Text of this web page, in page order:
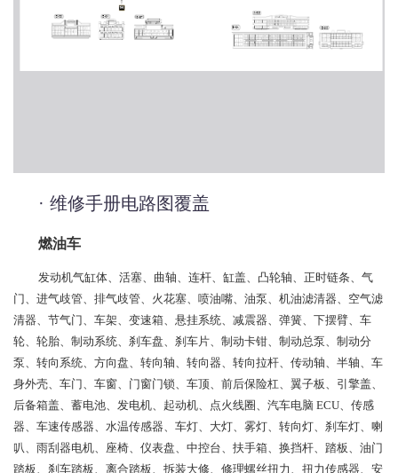
· 维修手册电路图覆盖
燃油车
发动机气缸体、活塞、曲轴、连杆、缸盖、凸轮轴、正时链条、气
门、进气歧管、排气歧管、火花塞、喷油嘴、油泵、机油滤清器、空气滤
清器、节气门、车架、变速箱、悬挂系统、减震器、弹簧、下摆臂、车
轮、轮胎、制动系统、刹车盘、刹车片、制动卡钳、制动总泵、制动分
泵、转向系统、方向盘、转向轴、转向器、转向拉杆、传动轴、半轴、车
身外壳、车门、车窗、门窗门锁、车顶、前后保险杠、翼子板、引擎盖、
后备箱盖、蓄电池、发电机、起动机、点火线圈、汽车电脑 ECU、传感
器、车速传感器、水温传感器、车灯、大灯、雾灯、转向灯、刹车灯、喇
叭、雨刮器电机、座椅、仪表盘、中控台、扶手箱、换挡杆、踏板、油门
踏板、刹车踏板、离合踏板、拆装大修、修理螺丝扭力、扭力传感器、安